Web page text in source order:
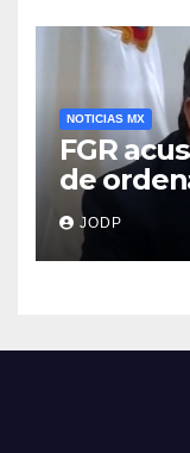
NOTICIAS MX
FGR
de
clave
JODP